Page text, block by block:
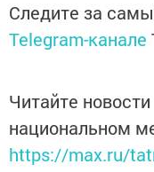
Следите за
Telegram-канале
Читайте
национальном
https://max.ru/